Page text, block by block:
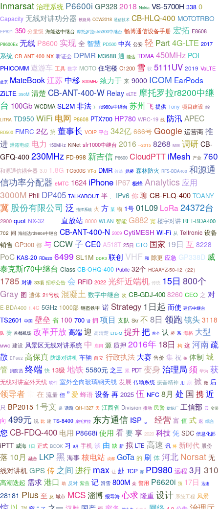
Inmarsat 治理系统 P6600i GP3282018 Nokia VS-5700H 338 0
Capacity 无线对讲功分器 铁路局 CCW2018 通信技术 CB-HLQ-400 MOTOTRBO
EP821 350 分量级 海能达中继台 摩托罗拉slr5300中继台 畅博通信设备手册 宏拓 E8608
P8600Ex 无线 P8600 实现 全 智慧 PD500 中兴 公安 轻 Part4G-LTE 2017
系统 CB-ANT-400-NX 听证会 DPMR M3688 通 能达 TDMA 450MHz POI
PHICOMM 遨游车 工具 数字 MOTO 住宅楼 C1200 雪 软 5111UV 2019 VoLTE
赴京 MateBook江苏中移 800MHz 致力于 来 9000 ICOM EarPods
ZiLTE 350M 清楚 CB-ANT-400-W Relay eLTE 摩托罗拉r8200中继
台 100Gb WCDMA SL2M 非法 》 rd980s中继台 苏州 飞 提供 Tony 项目建设 经
LiTRA TD950 WiFi 电网 P8608 PTX700 HP780 WRC-19 线 防汛APEC
BD500 FMRC 2亿 第 董事长 VOIP 平台 342亿 666号 Google 运营商 推
进 泄露电缆 电力 150MHz KiNet slr1000中继台 2016 --2015 8268 Mini 调研 CB-
GFQ-400 230MHz FD-998 新吉信 P6600 CloudPTT iMesh 产业 760
和源通信耦合器 3.0 1.8G TC500S VT-3 DMR 效益 鼎桥 森林防火 RFS-BDA400 和源通
信功率分配器 eMTC 1624 iPhone IP67 极蜂 Analytics 应用
3000M Phil DP405 TALKABOUT 半 IPv6 你 聊 CB-FLQ-400 TOANY
冀 股份有限公司 泛 指挥系统 火 方 某 物 1号 01L09 LoRa 24372台
2900 quot NX-32 直放站 8000 WLAN 智能 G882 宽 楼宇对讲 RFT-BDA400
702 问 海能达rd980s中继台 CB-ANT-400-N 2009 CytiMESH Wi-Fi 从 Teltronic 设备
销售 GP300 都 与CCW子 CE0 A518T 25日 CTO 国家 19日 互 8228
PoC KAS-20 RD620 6499 SL1M DDR3 联创 VHF 和 隙更 应急 GP338D 威
泰克斯r70中继台 Class CB-OHQ-400 Public 32个 HCAAYZ-50-12（22）
1785 对讲 33项 招标公告 会 RFID 2022 光纤近端机 传统 15日 800个
Gray 图 遗体 21号线 混凝土 数字中继台 次 CB-GDJ-400 8260 CEO 之 对
E-BDA400 1.4G 5GHz 1000部 钢盔铁甲 诺 Strategy 1日起 而使 建伍中继台
TS2601 中国 壁垒 省 100 700 话 拥 项目 支队 Skr 不 8日 领跑镜头 3118
队 赞 首都机场 改革开放 高端 迎 高清楚 LTE-M 提升把 首个 认 桥 系 海格 大型
MWC 建设 风景区无线对讲系统 中 启用 源 质押 2016年 18日 构 这 河南疏
散 EP682 高保真 防爆对讲机 车辆 自立 行政执法 大赛 售价 集 祝 兼 体制 城
管 消防员 终端 快 13级 地铁5580元 之三 累 PDT 变身 治理局 须 华为 获
无线对讲室外天线 软件 室外全向玻璃钢天线 发展 传输系统 振奋精神 用 原 掀 微 后
领导者 在 流量 但 ” 爱 蜂语 设备 再 2025 伍 NFC 8月 处 国 携近
只 BP2015 1号文 是 话题 QH-1327 天 江西省 Division 推动 民警 纺织厂 工信部 云 窄带
向 499元 说 比 建 TS-8400 摩托罗拉 东方通信 ISP 。 经营 富 值 式 返 综合
您 CB-FDQ-400 电用 P8668i 使用 看要享 2020 科技 凭 SDC 信息化部
iPTT 威海 1日 正式 BOOK 习 9月 手机 谈 由 缺 新 拟 LTE 高速 讯 将 新时代 股份
落 10月 融合 LKP 黑 海事 核电站 成都 GoTa 的 刷 体 河北 Norsat 无
线对讲机 GPS传 之间 进行 max 让 赴 TCP 赛 PD980 远程 3月 310
高潮迭起 需求港口 助 反对 紫燕 记 滑雪 800M 众 警用 P6620i 预 17日 迅速
28181 Plus 至 及 城市 MCS淄博 报导海 心求 隆重 设计 系统工程 风景